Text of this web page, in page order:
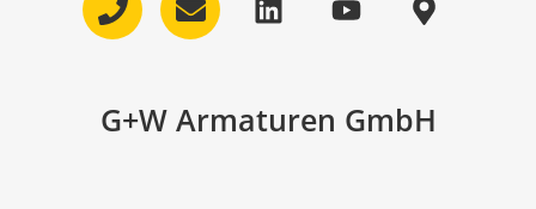
G+W Armaturen GmbH